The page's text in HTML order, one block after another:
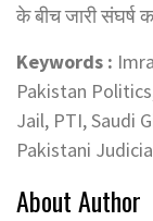
के बीच जारी संघर्ष
Keywords :
Pakistan
Jail, PTI, Saudi
Pakistani
About Author